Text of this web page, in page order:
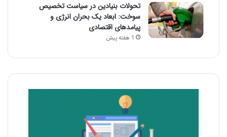
تحولات بنیادین در سیاست تخصیص
سوخت: ابعاد یک بحران انرژی و
پیامدهای اقتصادی
1 هفته پیش